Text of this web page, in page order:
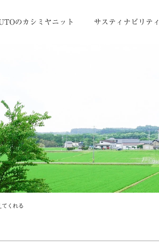
のカシミヤニット サスティナビリティ
てくれる